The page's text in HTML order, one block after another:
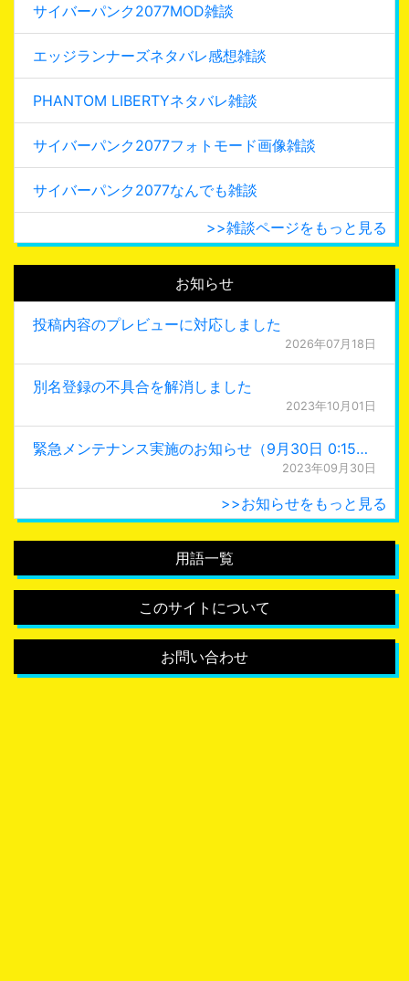
サイバーパンク2077MOD雑談
エッジランナーズネタバレ感想雑談
PHANTOM LIBERTYネタバレ雑談
サイバーパンク2077フォトモード画像雑談
サイバーパンク2077なんでも雑談
>>雑談ページをもっと見る
お知らせ
投稿内容のプレビューに対応しました
2026年07月18日
別名登録の不具合を解消しました
2023年10月01日
緊急メンテナンス実施のお知らせ（9月30日 0:15更新）
2023年09月30日
>>お知らせをもっと見る
用語一覧
このサイトについて
お問い合わせ